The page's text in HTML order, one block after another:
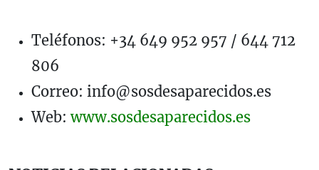
Teléfonos: +34 649 952 957 / 644 712
806
Correo: info@sosdesaparecidos.es
Web:www.sosdesaparecidos.es